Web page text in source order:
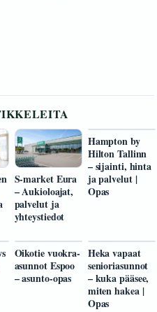
S-market Eura
– Aukioloajat,
palvelut ja
yhteystiedot
Hampton by
Hilton Tallinn
– sijainti, hinta
ja palvelut |
Opas
Oikotie vuokra-
asunnot Espoo
– asunto-opas
Heka vapaat
senioriasunnot
– kuka pääsee,
miten hakea |
Opas